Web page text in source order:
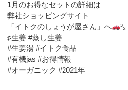
1月のお得なセットの詳細は
弊社ショッピングサイト
「イトクのしょうが屋さん」へ
³₃
♯生姜 #蒸し生姜
#生姜湯 #イトク食品
#有機jas #お得情報
#オーガニック #2021年